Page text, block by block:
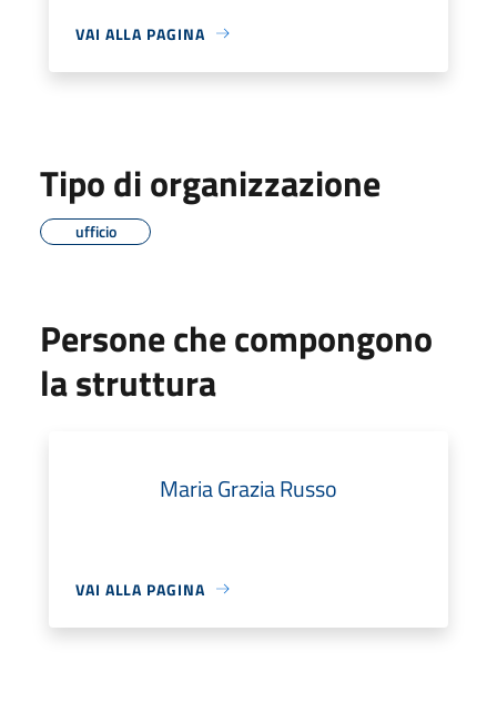
VAI ALLA PAGINA
Tipo di organizzazione
ufficio
Persone che compongono
la struttura
Maria Grazia Russo
VAI ALLA PAGINA